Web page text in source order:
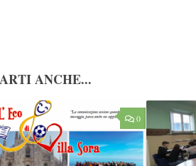
ANCHE...
0